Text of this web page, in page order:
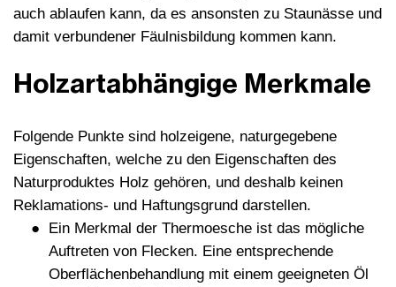
auch ablaufen kann, da es ansonsten zu Staunässe und
damit verbundener Fäulnisbildung kommen kann.
Holzartabhängige Merkmale
Folgende Punkte sind holzeigene, naturgegebene
Eigenschaften, welche zu den Eigenschaften des
Naturproduktes Holz gehören, und deshalb keinen
Reklamations- und Haftungsgrund darstellen.
Ein Merkmal der Thermoesche ist das mögliche
Auftreten von Flecken. Eine entsprechende
Oberflächenbehandlung mit einem geeigneten Öl